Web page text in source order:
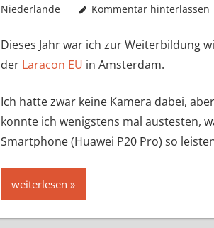
Niederlande
Kommentar hinterlassen
Dieses Jahr war ich zur Weiterbildung
der Laracon EU in Amsterdam.
Ich hatte zwar keine Kamera dabei,
konnte ich wenigstens mal austesten,
Smartphone (Huawei P20 Pro) so
weiterlesen